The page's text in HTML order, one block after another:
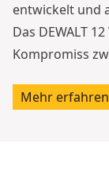
entwickelt und
Das DEWALT
Kompromiss
Mehr erfahren